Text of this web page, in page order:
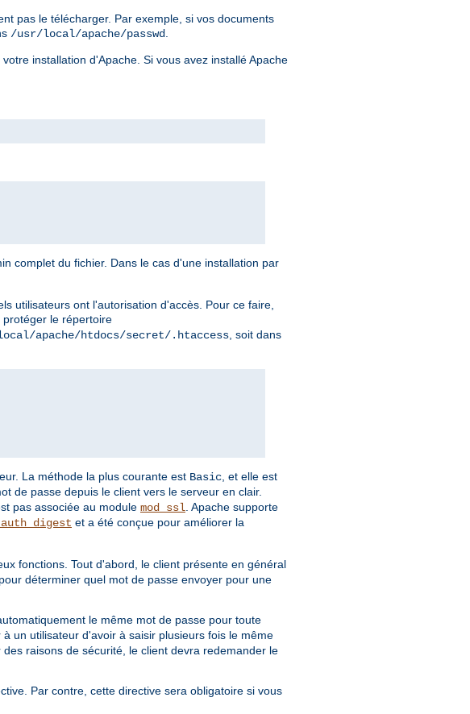
pas le télécharger. Par exemple, si vos documents
/usr/local/apache/passwd
votre installation d'Apache. Si vous avez installé Apache
complet du fichier. Dans le cas d'une installation par
utilisateurs ont l'autorisation d'accès. Pour ce faire,
protéger le répertoire
apache/htdocs/secret/.htaccess , soit dans
La méthode la plus courante est Basic , et elle est
de passe depuis le client vers le serveur en clair.
pas associée au module mod_ssl . Apache supporte
et a été conçue pour améliorer la
fonctions. Tout d'abord, le client présente en général
déterminer quel mot de passe envoyer pour une
le même mot de passe pour toute
à un utilisateur d'avoir à saisir plusieurs fois le même
raisons de sécurité, le client devra redemander le
Par contre, cette directive sera obligatoire si vous